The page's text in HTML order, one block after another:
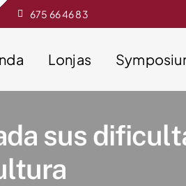
675 66 46 83
Lonjas
sus